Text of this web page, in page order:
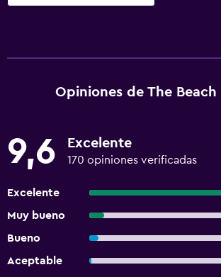
Opiniones de The Beach
9,6 Excelente
170 opiniones verificadas
Excelente
Muy bueno
Bueno
Aceptable